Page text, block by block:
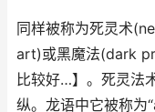
同样被称为死灵术
art)或黑魔法(dark
比较好…】。死灵法
纵。龙语中它被称为